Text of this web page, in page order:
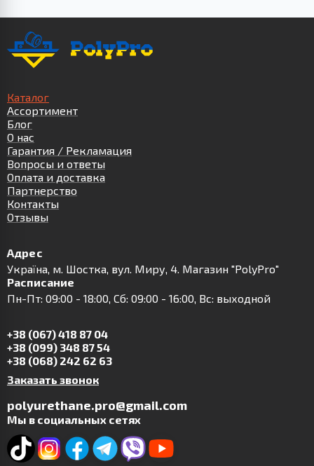
Каталог
Ассортимент
Блог
О нас
Гарантия / Рекламация
Вопросы и ответы
Оплата и доставка
Партнерство
Контакты
Отзывы
Адрес
Українa, м. Шостка, вул. Миру, 4. Магазин "PolyPro"
Расписание
Пн-Пт: 09:00 - 18:00, Сб: 09:00 - 16:00, Вс: выходной
+38 (067) 418 87 04
+38 (099) 348 87 54
+38 (068) 242 62 63
Заказать звонок
polyurethane.pro@gmail.com
Мы в социальных сетях